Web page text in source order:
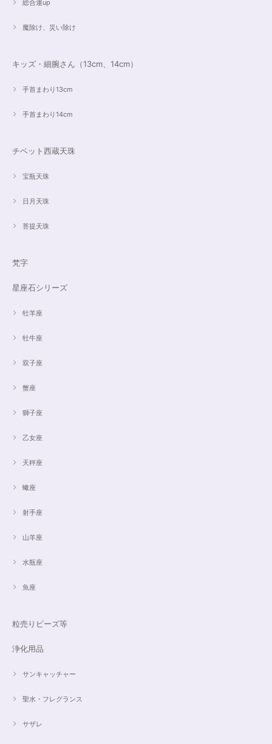
総合運up
魔除け、災い除け
キッズ・細腕さん（13cm、14cm）
手首まわり13cm
手首まわり14cm
チベット西蔵天珠
宝瓶天珠
日月天珠
菩提天珠
梵字
星座石シリーズ
牡羊座
牡牛座
双子座
蟹座
獅子座
乙女座
天秤座
蠍座
射手座
山羊座
水瓶座
魚座
粒売りビーズ等
浄化用品
サンキャッチャー
聖水・フレグランス
サザレ